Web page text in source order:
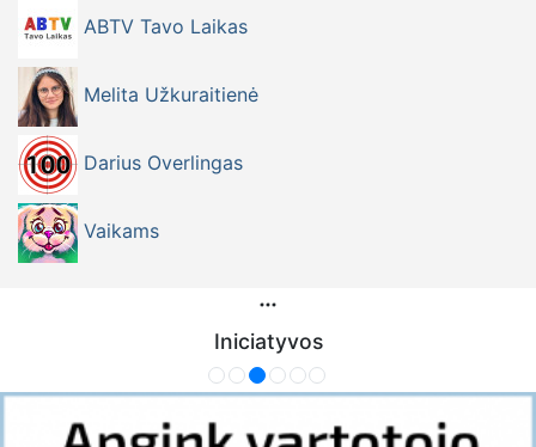
ABTV Tavo Laikas
Melita Užkuraitienė
Darius Overlingas
Vaikams
Iniciatyvos